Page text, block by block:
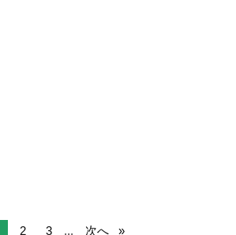
2 3 ... 次へ